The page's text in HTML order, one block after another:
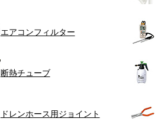
エアコンフィルター
断熱チューブ
ドレンホース用ジョイント